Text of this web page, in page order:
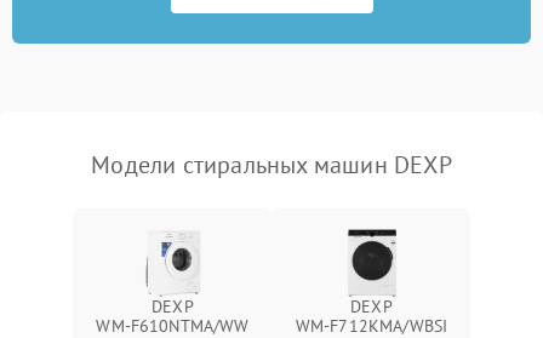
Модели стиральных машин DEXP
DEXP
WM‑F610NTMA/WW
DEXP
WM‑F712KMA/WBSI